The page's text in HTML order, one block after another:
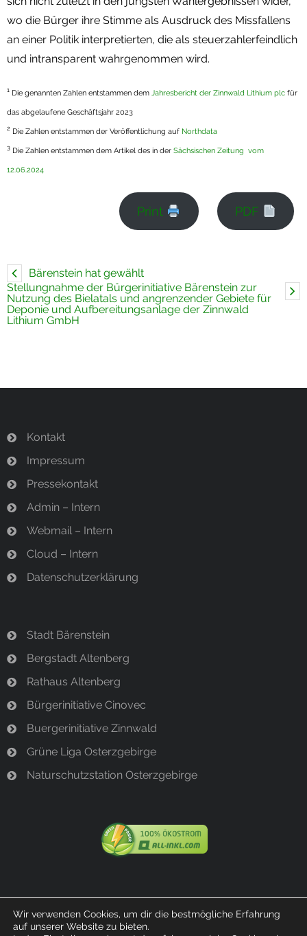
wo die Bürger ihre Stimme als Ausdruck des Missfallens
an einer Politik interpretierten, die als steuerzahlerfeindlich
und intransparent wahrgenommen wird.
1 Die genannten Zahlen entstammen dem Jahresbericht der Zinnwald Lithium plc für
das abgelaufene Geschäftsjahr 2023
2 Die Zahlen entstammen der Veröffentlichung auf Northdata
3 Die Zahlen entstammen dem Artikel des in der Sächsischen Zeitung vom
12.06.2024
Print PDF
Bärenstein hat gewählt
Stellungnahme der Bürgerinitiative Bärenstein zur
Nutzung des Bielatals und angrenzender Gebiete für
Deponie und Aufbereitungsanlage der Zinnwald
Lithium GmbH
Kontakt
Impressum
Pressekontakt
Admin – Intern
Webmail – Intern
Cloud – Intern
Datenschutzerklärung
Stadt Bärenstein
Bergstadt Altenberg
Rathaus Altenberg
Bürgerinitiative Cinovec
Buergerinitiative Zinnwald
Grüne Liga Osterzgebirge
Naturschutzstation Osterzgebirge
© 2023 Bürgerinitiative Bärenstein
Wir verwenden Cookies, um dir die bestmögliche Erfahrung
auf unserer Website zu bieten.